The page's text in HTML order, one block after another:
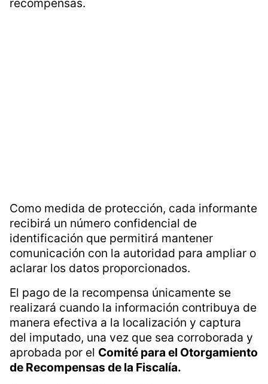
recompensas.
Como medida de protección, cada informante
recibirá un número confidencial de
identificación que permitirá mantener
comunicación con la autoridad para ampliar o
aclarar los datos proporcionados.
El pago de la recompensa únicamente se
realizará cuando la información contribuya de
manera efectiva a la localización y captura
del imputado, una vez que sea corroborada y
aprobada por el Comité para el Otorgamiento
de Recompensas de la Fiscalía.